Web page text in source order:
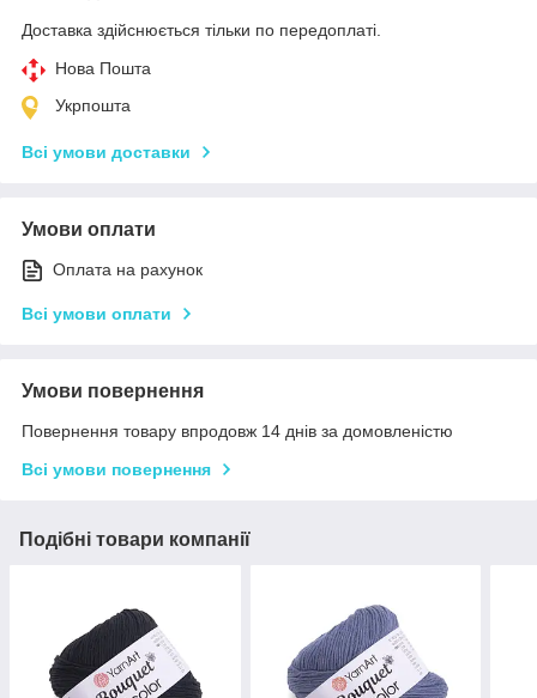
Доставка здійснюється тільки по передоплаті.
Нова Пошта
Укрпошта
Всі умови доставки
Умови оплати
Оплата на рахунок
Всі умови оплати
Умови повернення
Повернення товару впродовж 14 днів за домовленістю
Всі умови повернення
Подібні товари компанії